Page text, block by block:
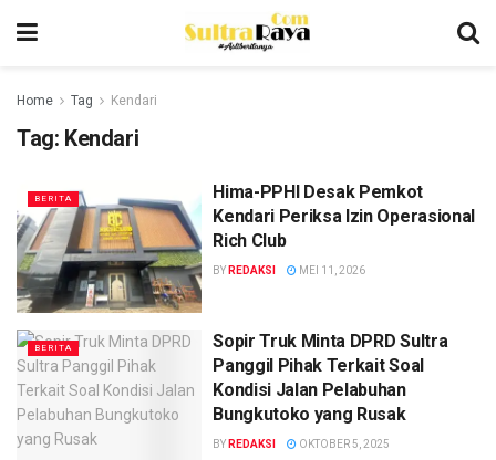
Home Tag Kendari
Tag: Kendari
BERITA
Hima-PPHI Desak Pemkot
Kendari Periksa Izin Operasional
Rich Club
BY REDAKSI MEI 11, 2026
BERITA
Sopir Truk Minta DPRD Sultra
Panggil Pihak Terkait Soal
Kondisi Jalan Pelabuhan
Bungkutoko yang Rusak
BY REDAKSI OKTOBER 5, 2025